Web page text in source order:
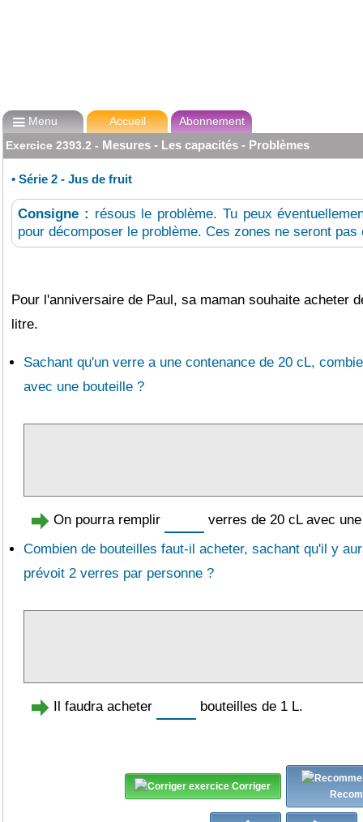
Menu Accueil
Abonnement
Exercice 2393.2 - Mesures - Les capacités - Problèmes
• Série 2 - Jus de fruit
Consigne : résous le problème. Tu peux
pour décomposer le problème. Ces zones ne seront pas
Pour l'anniversaire de Paul, sa maman souhaite acheter
litre.
Sachant qu'un verre a une contenance de 20 cL,
avec une bouteille ?
On pourra remplir
verres de 20 cL avec
Combien de bouteilles faut-il acheter, sachant qu'il y
prévoit 2 verres par personne ?
Il faudra acheter bouteilles de 1 L.
Corriger